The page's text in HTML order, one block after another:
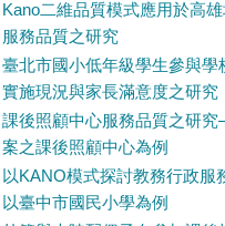
Kano二維品質模式應用於高
服務品質之研究
臺北市國小低年級學生參與學
實施現況與家長滿意度之研究
課後照顧中心服務品質之研究
案之課後照顧中心為例
以KANO模式探討教務行政
以臺中市國民小學為例